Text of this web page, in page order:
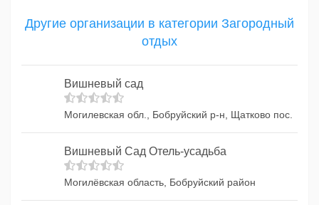
Другие организации в категории Загородный
отдых
Вишневый сад
Могилевская обл., Бобруйский р-н, Щатково пос.
Вишневый Сад Отель-усадьба
Могилёвская область, Бобруйский район